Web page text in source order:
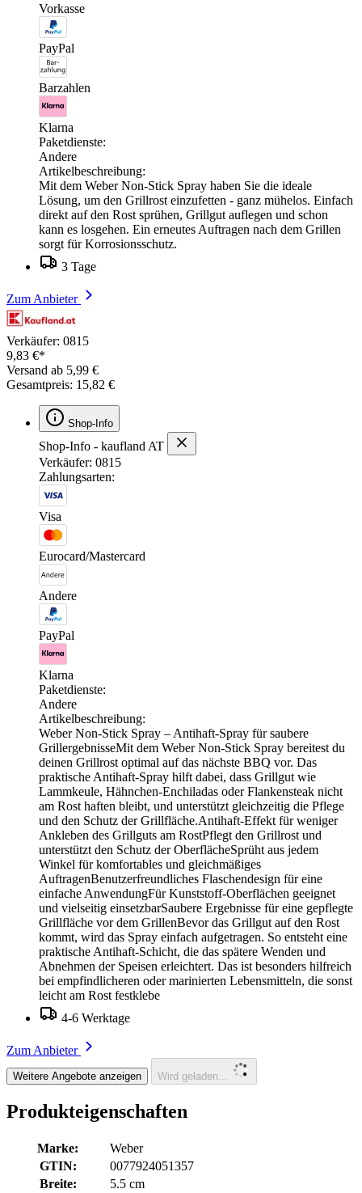
Vorkasse
PayPal
Barzahlen
Klarna
Paketdienste:
Andere
Artikelbeschreibung:
Mit dem Weber Non-Stick Spray haben Sie die ideale
Lösung, um den Grillrost einzufetten - ganz mühelos. Einfach
direkt auf den Rost sprühen, Grillgut auflegen und schon
kann es losgehen. Ein erneutes Auftragen nach dem Grillen
sorgt für Korrosionsschutz.
3 Tage
Zum Anbieter
Verkäufer: 0815
9,83 €*
Versand ab 5,99 €
Gesamtpreis: 15,82 €
Shop-Info
Shop-Info - kaufland AT
Verkäufer: 0815
Zahlungsarten:
Visa
Eurocard/Mastercard
Andere
PayPal
Klarna
Paketdienste:
Andere
Artikelbeschreibung:
Weber Non-Stick Spray – Antihaft-Spray für saubere
GrillergebnisseMit dem Weber Non-Stick Spray bereitest du
deinen Grillrost optimal auf das nächste BBQ vor. Das
praktische Antihaft-Spray hilft dabei, dass Grillgut wie
Lammkeule, Hähnchen-Enchiladas oder Flankensteak nicht
am Rost haften bleibt, und unterstützt gleichzeitig die Pflege
und den Schutz der Grillfläche.Antihaft-Effekt für weniger
Ankleben des Grillguts am RostPflegt den Grillrost und
unterstützt den Schutz der OberflächeSprüht aus jedem
Winkel für komfortables und gleichmäßiges
AuftragenBenutzerfreundliches Flaschendesign für eine
einfache AnwendungFür Kunststoff-Oberflächen geeignet
und vielseitig einsetzbarSaubere Ergebnisse für eine gepflegte
Grillfläche vor dem GrillenBevor das Grillgut auf den Rost
kommt, wird das Spray einfach aufgetragen. So entsteht eine
praktische Antihaft-Schicht, die das spätere Wenden und
Abnehmen der Speisen erleichtert. Das ist besonders hilfreich
bei empfindlicheren oder marinierten Lebensmitteln, die sonst
leicht am Rost festklebe
4-6 Werktage
Zum Anbieter
Weitere Angebote anzeigen Wird geladen...
Produkteigenschaften
Marke:
Weber
GTIN:
0077924051357
Breite:
5.5 cm